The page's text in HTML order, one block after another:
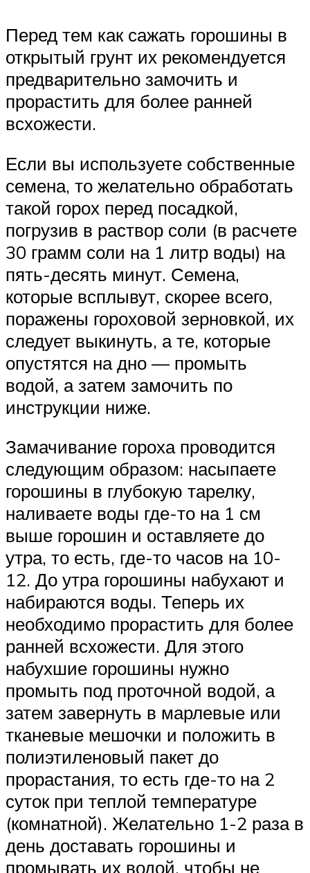
Перед тем как сажать горошины в
открытый грунт их рекомендуется
предварительно замочить и
прорастить для более ранней
всхожести.
Если вы используете собственные
семена, то желательно обработать
такой горох перед посадкой,
погрузив в раствор соли (в расчете
30 грамм соли на 1 литр воды) на
пять-десять минут. Семена,
которые всплывут, скорее всего,
поражены гороховой зерновкой, их
следует выкинуть, а те, которые
опустятся на дно — промыть
водой, а затем замочить по
инструкции ниже.
Замачивание гороха проводится
следующим образом: насыпаете
горошины в глубокую тарелку,
наливаете воды где-то на 1 см
выше горошин и оставляете до
утра, то есть, где-то часов на 10-
12. До утра горошины набухают и
набираются воды. Теперь их
необходимо прорастить для более
ранней всхожести. Для этого
набухшие горошины нужно
промыть под проточной водой, а
затем завернуть в марлевые или
тканевые мешочки и положить в
полиэтиленовый пакет до
прорастания, то есть где-то на 2
суток при теплой температуре
(комнатной). Желательно 1-2 раза в
день доставать горошины и
промывать их водой, чтобы не